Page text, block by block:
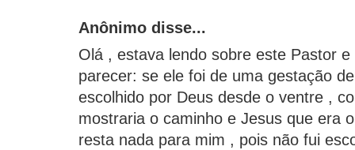
Anônimo disse...
Olá , estava lendo sobre este Pastor
parecer: se ele foi de uma gestação
escolhido por Deus desde o ventre ,
mostraria o caminho e Jesus que era
resta nada para mim , pois não fui